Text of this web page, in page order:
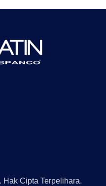
Cipta Terpelihara.